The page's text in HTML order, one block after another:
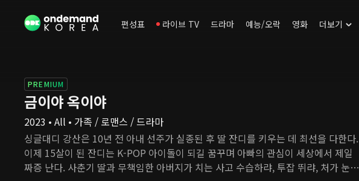
편성표 라이브 TV 드라마 예능/오락 영화 더보기
PREMIUM
금이야 옥이야
2023 • All • 가족 / 로맨스 / 드라마
싱글대디 강산은 10년 전 아내 선주가 실종된 후 딸 잔디를 키우는 데 최선을 다한다.
이제 15살이 된 잔디는 K-POP 아이돌이 되길 꿈꾸며 아빠의 관심이 세상에서 제일
짜증 난다. 사춘기 딸과 무책임한 아버지가 치는 사고 수습하랴, 투잡 뛰랴, 처가 눈치